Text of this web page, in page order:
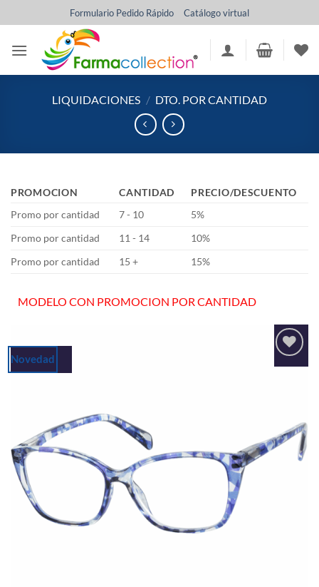
al
contenido
Formulario Pedido Rápido Catálogo virtual
LIQUIDACIONES / DTO. POR CANTIDAD
PROMOCION CANTIDAD
PRECIO/DESCUENTO
Promo por cantidad
7 - 10
5%
Promo por cantidad
11 - 14
10%
Promo por cantidad
15 + 15%
MODELO CON PROMOCION POR CANTIDAD
Novedad
Añadir
deseos